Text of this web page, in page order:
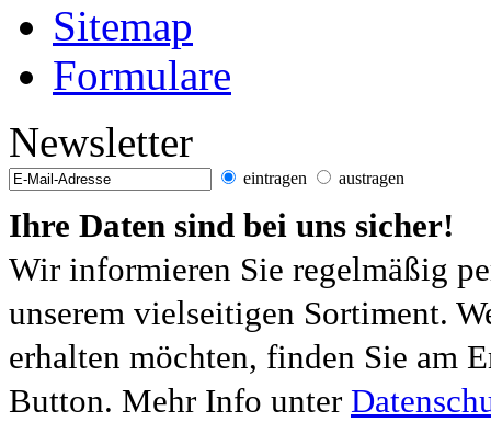
Sitemap
Formulare
Newsletter
eintragen austragen
Ihre Daten sind bei uns sicher!
Wir informieren Sie regelmäßig
unserem vielseitigen Sortiment.
erhalten möchten, finden Sie am
Button. Mehr Info unter